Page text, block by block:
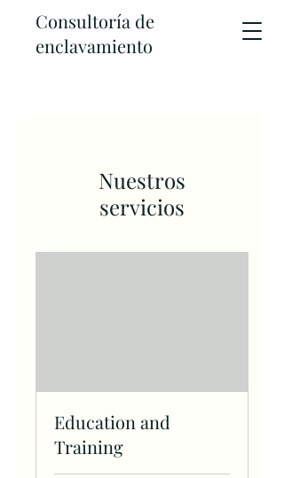
Consultoría de
enclavamiento
Nuestros
servicios
Education and
Training